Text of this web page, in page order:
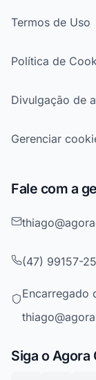
Termos de Uso
Política de
Divulgação de
Gerenciar
Fale com a
(47) 99157-
Encarregado
Siga o Agora